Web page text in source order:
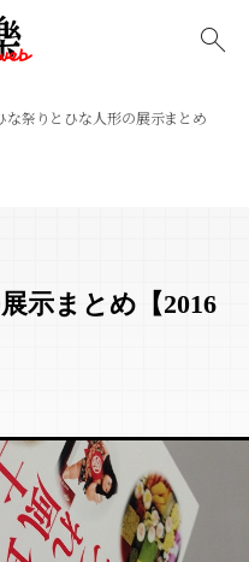
な祭りとひな人形の展示まとめ
示まとめ【2016